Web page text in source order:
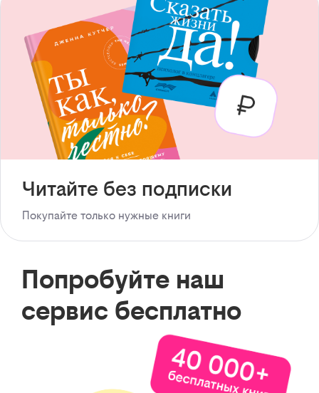
Читайте без подписки
Покупайте только нужные книги
Попробуйте наш
сервис бесплатно